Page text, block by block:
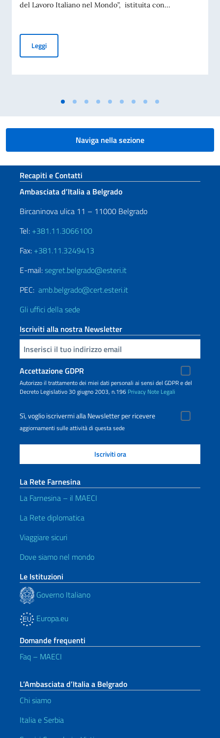
del Lavoro Italiano nel Mondo”, istituita con...
LeggiCOMMEMORAZIONE DEL 70. ANNIVERSARIO DEL
Naviga nella sezione
Sezione footer
Recapiti e Contatti
Ambasciata d’Italia a Belgrado
Bircaninova ulica 11 – 11000 Belgrado
Tel: +381.11.3066100
Fax: +381.11.3249413
E-mail:segret.belgrado@esteri.it
PEC: amb.belgrado@cert.esteri.it
Gli uffici della sede
Iscriviti alla nostra Newsletter
Inserisci la tua email
Accettazione GDPR
Autorizzo il trattamento dei miei dati personali ai sensi del GDPR e del
Decreto Legislativo 30 giugno 2003, n.196 Privacy Note Legali
Sì, voglio iscrivermi alla Newsletter per ricevere
aggiornamenti sulle attività di questa sede
La Rete Farnesina
La Farnesina – il MAECI
La Rete diplomatica
Viaggiare sicuri
Dove siamo nel mondo
Le Istituzioni
Governo Italiano
Europa.eu
Domande frequenti
Faq – MAECI
L’Ambasciata d’Italia a Belgrado
Chi siamo
Italia e Serbia